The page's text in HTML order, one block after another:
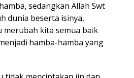
sedangkan Allah Swt
dunia beserta isinya,
merubah kita semua baik
hamba-hamba yang